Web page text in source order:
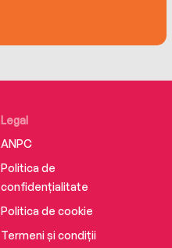
Legal
ANPC
Politica de
confidențialitate
Politica de cookie
Termeni și condiții